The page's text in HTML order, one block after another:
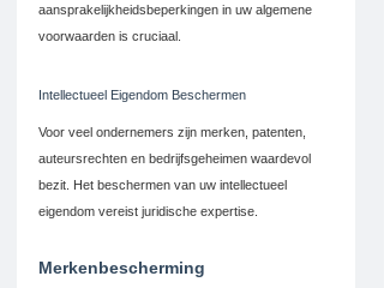
aansprakelijkheidsbeperkingen in uw algemene
voorwaarden is cruciaal.
Intellectueel Eigendom Beschermen
Voor veel ondernemers zijn merken, patenten,
auteursrechten en bedrijfsgeheimen waardevol
bezit. Het beschermen van uw intellectueel
eigendom vereist juridische expertise.
Merkenbescherming